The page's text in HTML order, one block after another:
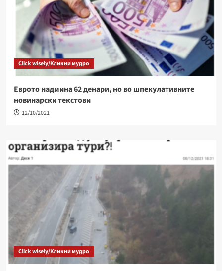
Click wisely/Кликни мудро
Eврото надмина 62 денари, но во шпекулативните
новинарски текстови
12/10/2021
Click wisely/Кликни мудро